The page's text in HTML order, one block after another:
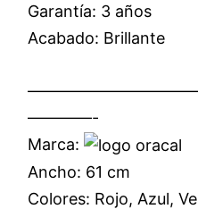
Garantía: 3 años
Acabado: Brillante
————-
Marca:
Ancho: 61 cm
Colores: Rojo, Azul,